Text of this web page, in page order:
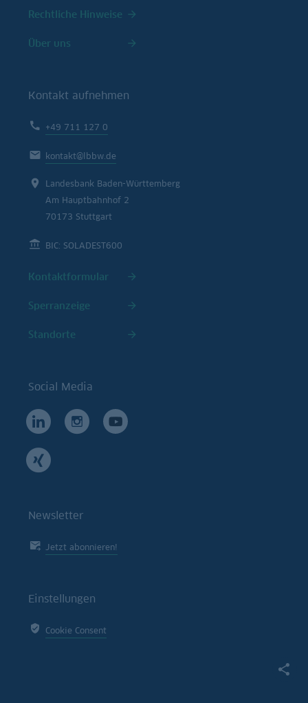
Rechtliche Hinweise
Über uns
Kontakt aufnehmen
+49 711 127 0
kontakt@lbbw.de
Landesbank Baden-Württemberg
Am Hauptbahnhof 2
70173 Stuttgart
BIC: SOLADEST600
Kontaktformular
Sperranzeige
Standorte
Social Media
Newsletter
Jetzt abonnieren!
Einstellungen
Cookie Consent